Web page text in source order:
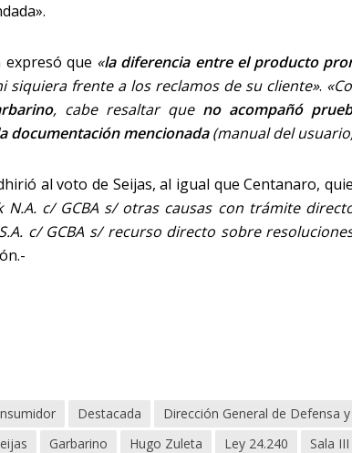
expresó que «la diferencia entre el producto
siquiera frente a los reclamos de su cliente».
, cabe resaltar que no acompañó
documentación mencionada(manual del
al voto de Seijas, al igual que Centanaro,
N.A. c/ GCBA s/ otras causas con trámite
c/ GCBA s/ recurso directo sobre
Destacada
Dirección General de Defensa
Garbarino Hugo Zuleta Ley 24.240 Sala III